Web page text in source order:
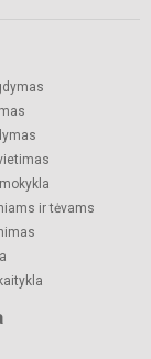
ir tėvams